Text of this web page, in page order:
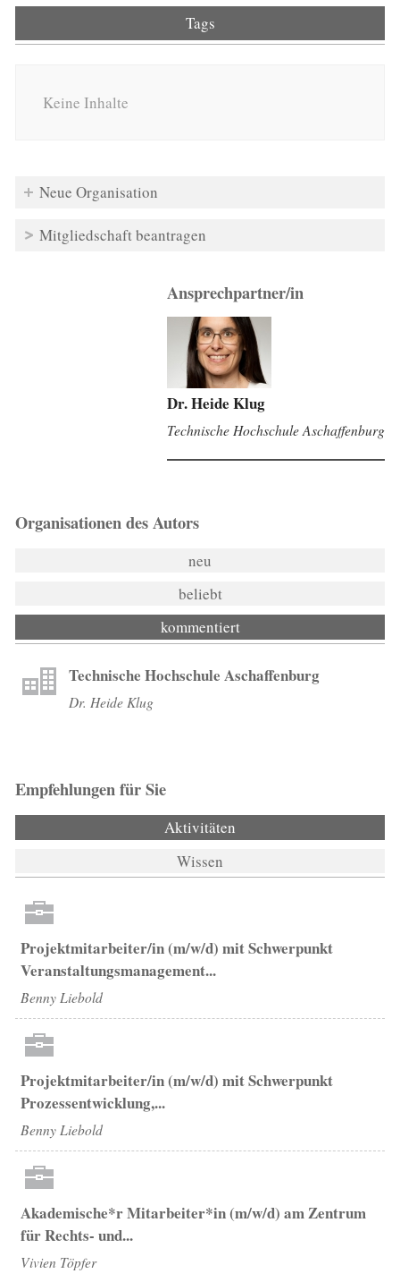
Tags
Keine Inhalte
Neue Organisation
Mitgliedschaft beantragen
Ansprechpartner/in
Dr. Heide Klug
Technische Hochschule Aschaffenburg
Organisationen des Autors
neu
beliebt
kommentiert
Technische Hochschule Aschaffenburg
Dr. Heide Klug
Empfehlungen für Sie
Aktivitäten
Wissen
Projektmitarbeiter/in (m/w/d) mit Schwerpunkt
Veranstaltungsmanagement...
Benny Liebold
Projektmitarbeiter/in (m/w/d) mit Schwerpunkt
Prozessentwicklung,...
Benny Liebold
Akademische*r Mitarbeiter*in (m/w/d) am Zentrum
für Rechts- und...
Vivien Töpfer